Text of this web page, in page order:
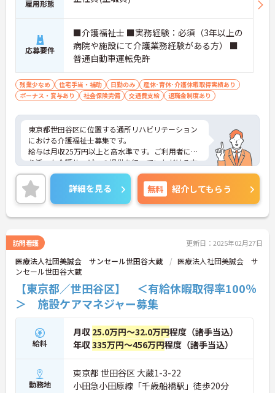
雇用形態
応募要件
■介護福祉士 ■実務経験：必須（3年以上の
病院や施設にて介護業務経験がある方） ■
普通自動車運転免許
残業少なめ 住宅手当・補助 日勤のみ
産休･育休･介護休暇取得実績あり
ボーナス・賞与あり
社会保険完備 交通費支給 退職金制度あり
東京都世田谷区に位置する通所リハビリテーション
における介護福祉士募集です。
給与は月収25万円以上と高水準です。ご利用者に寄
り添った介護サービスの提供を行っていただける方
を募集しています。
ご興味のある方には、面接対策ポイントなど、さら
に詳細をお話しいたしますのでお気軽にご相談くだ
さい！
詳細を見る 無料 紹介してもらう
訪問看護 更新日：2025年02月27日
医療法人社団美誠会 サンセール世田谷大蔵
医療法人社団美誠会 サ
ンセール世田谷大蔵
【東京都／世田谷区】 ＜有給休暇取得率100％
＞ 施設ケアマネジャー募集
給料
月収 25.0万円～32.0万円程度（諸手当込）
年収335万円～456万円程度（諸手当込）
勤務地
東京都 世田谷区 大蔵1-3-22
小田急小田原線「千歳船橋駅」徒歩20分